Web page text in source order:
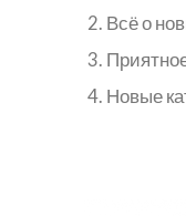
Всё о
Новые